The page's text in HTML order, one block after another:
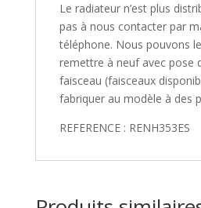
Le radiateur n’est plus
pas à nous contacter par
téléphone. Nous pouvons
remettre à neuf avec pose
faisceau (faisceaux
fabriquer au modèle à des
REFERENCE : RENH353ES